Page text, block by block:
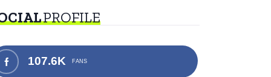
PROFILE
107.6K FANS